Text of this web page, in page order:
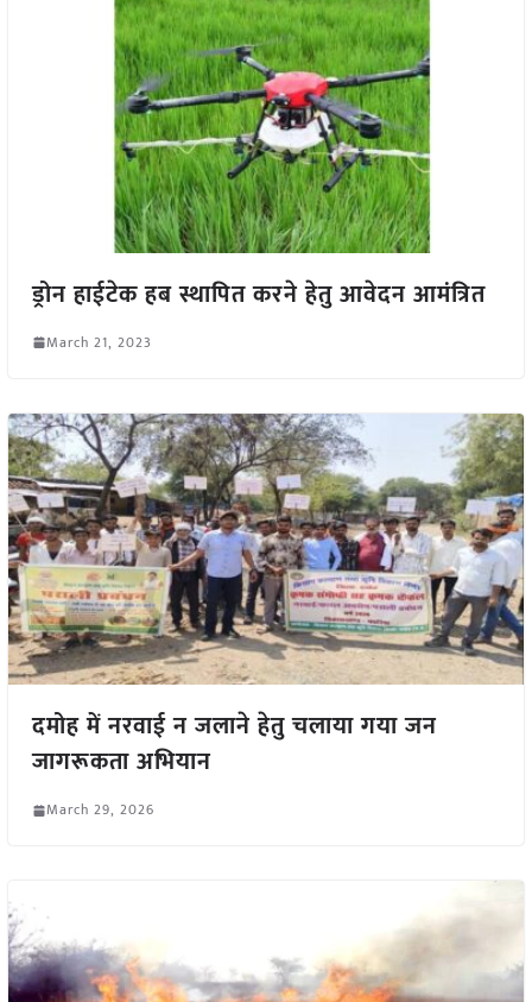
ड्रोन हाईटेक हब स्थापित करने हेतु आवेदन आमंत्रित
March 21, 2023
दमोह में नरवाई न जलाने हेतु चलाया गया जन
जागरूकता अभियान
March 29, 2026